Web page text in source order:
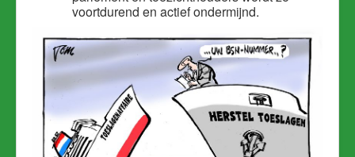
voortdurend en actief ondermijnd.